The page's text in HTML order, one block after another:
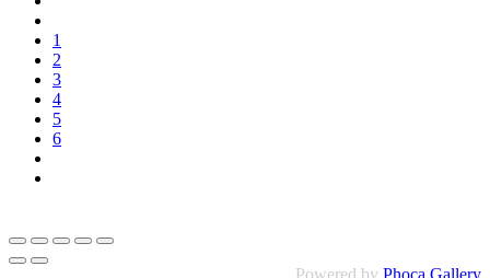
1
2
3
4
5
6